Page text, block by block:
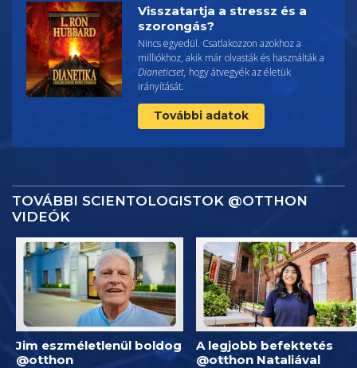
Visszatartja a stressz és a
szorongás?
Nincs egyedül. Csatlakozzon azokhoz a
milliókhoz, akik már olvasták és használták a
Dianeticset, hogy átvegyék az életük
irányítását.
További adatok
TOVÁBBI SCIENTOLOGISTOK @OTTHON
VIDEÓK
Jim eszméletlenül boldog
@otthon
A legjobb befektetés
@otthon Nataliával